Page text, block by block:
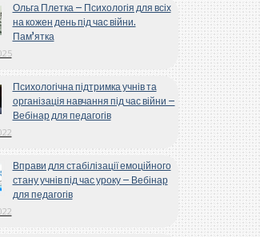
Ольга Плетка – Психологія для всіх
на кожен день під час війни.
Пам’ятка
Психологічна підтримка учнів та
організація навчання під час війни –
Вебінар для педагогів
Вправи для стабілізації емоційного
стану учнів під час уроку – Вебінар
для педагогів